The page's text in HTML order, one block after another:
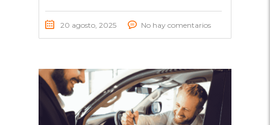
20 agosto, 2025 No hay comentarios